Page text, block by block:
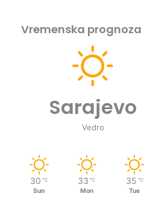
Vremenska prognoza
Sarajevo
Vedro
30 ℃
Sun
33 ℃
Mon
35 ℃
Tue